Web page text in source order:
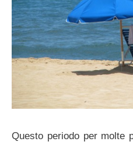
Questo periodo per molte